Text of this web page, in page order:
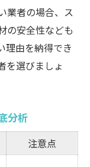
業者の場合、ス
の安全性なども
理由を納得でき
を選びましょ
分析
注意点